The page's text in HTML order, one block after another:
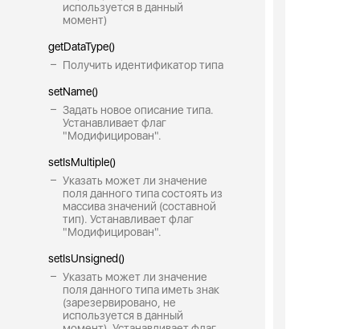
используется в данный
момент)
getDataType()
Получить идентификатор типа
setName()
Задать новое описание типа.
Устанавливает флаг
"Модифицирован".
setIsMultiple()
Указать может ли значение
поля данного типа состоять из
массива значений (составной
тип). Устанавливает флаг
"Модифицирован".
setIsUnsigned()
Указать может ли значение
поля данного типа иметь знак
(зарезервировано, не
используется в данный